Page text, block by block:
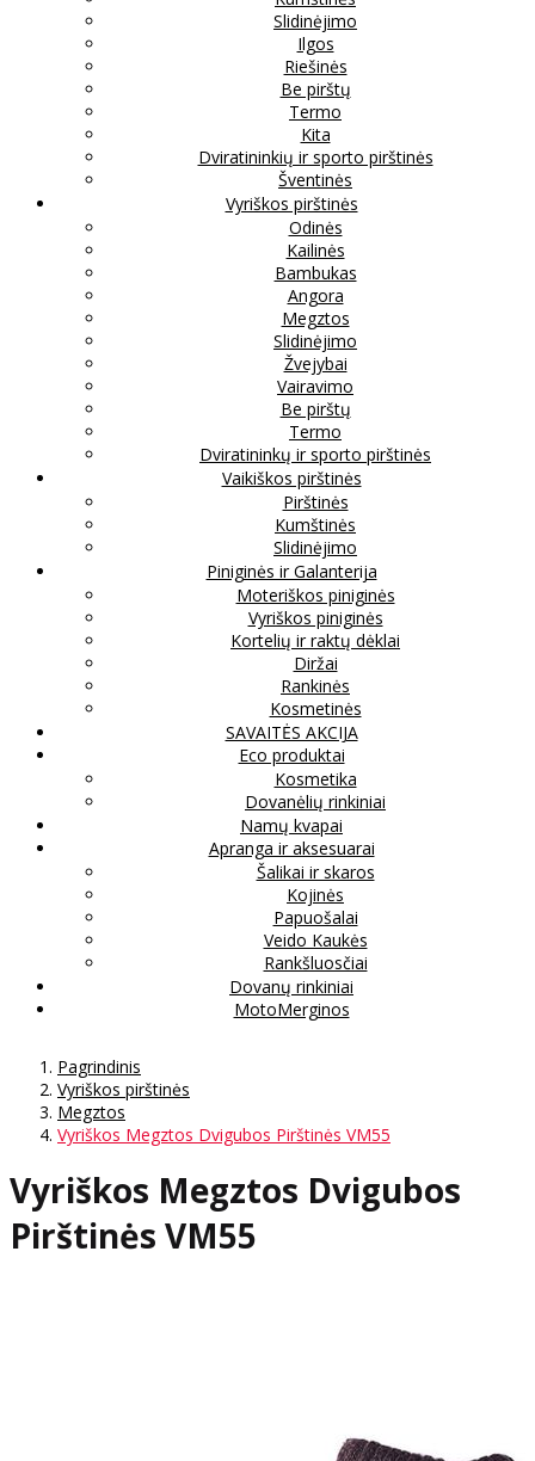
Slidinėjimo
Ilgos
Riešinės
Be pirštų
Termo
Kita
Dviratininkių ir sporto pirštinės
Šventinės
Vyriškos pirštinės
Odinės
Kailinės
Bambukas
Angora
Megztos
Slidinėjimo
Žvejybai
Vairavimo
Be pirštų
Termo
Dviratininkų ir sporto pirštinės
Vaikiškos pirštinės
Pirštinės
Kumštinės
Slidinėjimo
Piniginės ir Galanterija
Moteriškos piniginės
Vyriškos piniginės
Kortelių ir raktų dėklai
Diržai
Rankinės
Kosmetinės
SAVAITĖS AKCIJA
Eco produktai
Kosmetika
Dovanėlių rinkiniai
Namų kvapai
Apranga ir aksesuarai
Šalikai ir skaros
Kojinės
Papuošalai
Veido Kaukės
Rankšluosčiai
Dovanų rinkiniai
MotoMerginos
Pagrindinis
Vyriškos pirštinės
Megztos
Vyriškos Megztos Dvigubos Pirštinės VM55
Vyriškos Megztos Dvigubos
Pirštinės VM55